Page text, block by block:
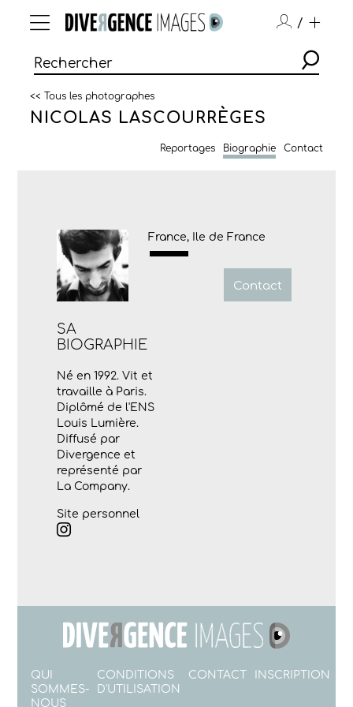
/
<< Tous les photographes
NICOLAS LASCOURRÈGES
Reportages Biographie Contact
France, Ile de France
Contact
SA
BIOGRAPHIE
Né en 1992. Vit et
travaille à Paris.
Diplômé de l'ENS
Louis Lumière.
Diffusé par
Divergence et
représenté par
La Company.
Site personnel
QUI
SOMMES-
NOUS
CONDITIONS
D'UTILISATION
CONTACT INSCRIPTION